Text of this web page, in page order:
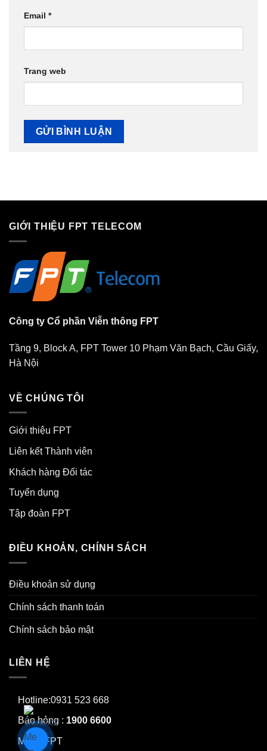
Email *
Trang web
GIỚI THIỆU FPT TELECOM
Công ty Cổ phần Viễn thông FPT
Tầng 9, Block A, FPT Tower 10 Phạm Văn Bạch, Cầu Giấy,
Hà Nội
VỀ CHÚNG TÔI
Giới thiệu FPT
Liên kết Thành viên
Khách hàng Đối tác
Tuyển dụng
Tập đoàn FPT
ĐIỀU KHOẢN, CHÍNH SÁCH
Điều khoản sử dụng
Chính sách thanh toán
Chính sách bảo mật
LIÊN HỆ
Hotline:0931 523 668
Báo hỏng : 1900 6600
Mạng FPT